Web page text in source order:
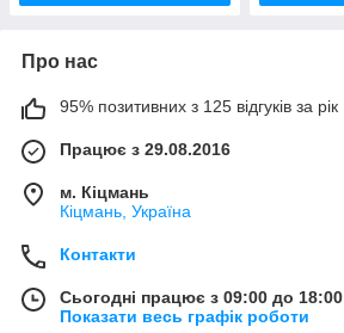
Про нас
95% позитивних з 125 відгуків за рік
Працює з 29.08.2016
м. Кіцмань
Кіцмань, Україна
Контакти
Сьогодні працює з 09:00 до 18:00
Показати весь графік роботи